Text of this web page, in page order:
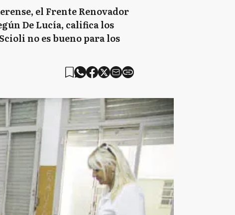
el Frente Renovador
De Lucía, califica los
no es bueno para los